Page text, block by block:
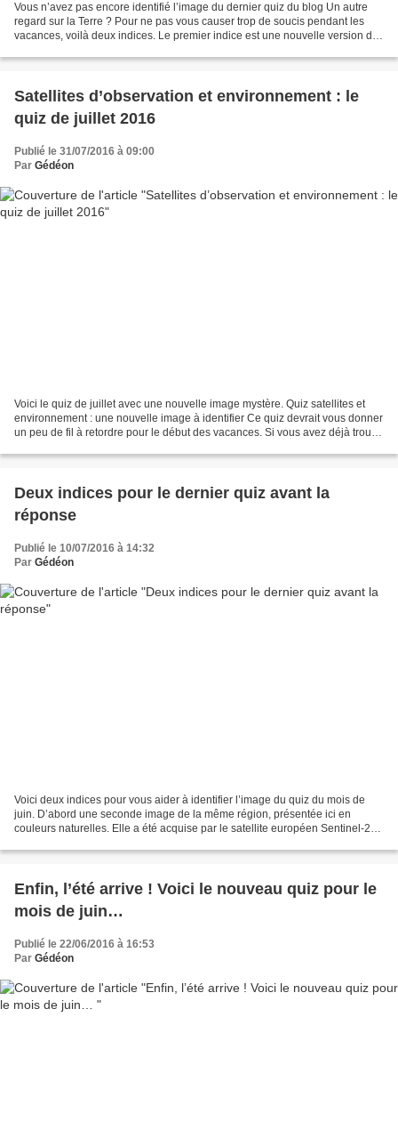
Vous n’avez pas encore identifié l’image du dernier quiz du blog Un autre
regard sur la Terre ? Pour ne pas vous causer trop de soucis pendant les
vacances, voilà deux indices. Le premier indice est une nouvelle version de
Satellites d’observation et environnement : le
quiz de juillet 2016
Publié le 31/07/2016 à 09:00
Par Gédéon
Voici le quiz de juillet avec une nouvelle image mystère. Quiz satellites et
environnement : une nouvelle image à identifier Ce quiz devrait vous donner
un peu de fil à retordre pour le début des vacances. Si vous avez déjà trouvé
Deux indices pour le dernier quiz avant la
réponse
Publié le 10/07/2016 à 14:32
Par Gédéon
Voici deux indices pour vous aider à identifier l’image du quiz du mois de
juin. D’abord une seconde image de la même région, présentée ici en
couleurs naturelles. Elle a été acquise par le satellite européen Sentinel-2A
Enfin, l’été arrive ! Voici le nouveau quiz pour le
mois de juin…
Publié le 22/06/2016 à 16:53
Par Gédéon